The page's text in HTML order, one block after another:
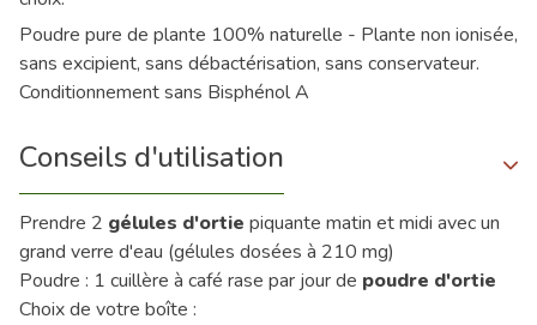
Poudre pure de plante 100% naturelle - Plante non ionisée,
sans excipient, sans débactérisation, sans conservateur.
Conditionnement sans Bisphénol A
Conseils d'utilisation
Prendre 2 gélules d'ortie piquante matin et midi avec un
grand verre d'eau (gélules dosées à 210 mg)
Poudre : 1 cuillère à café rase par jour de poudre d'ortie
Choix de votre boîte :